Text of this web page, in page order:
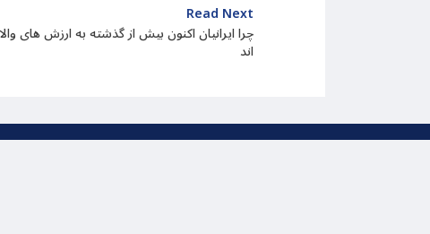
Read Next
چرا ایرانیان اکنون بیش از گذشته به ارزش های
اند